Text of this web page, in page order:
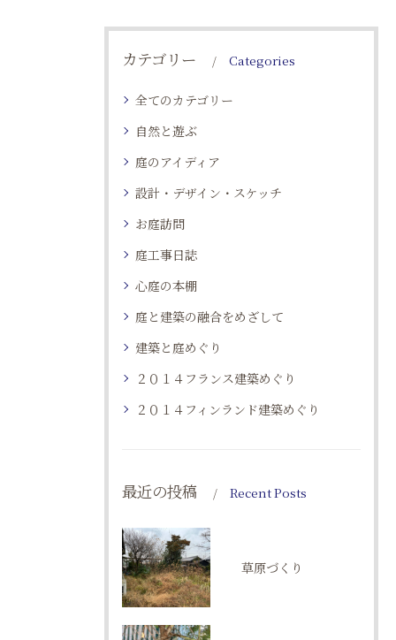
カテゴリー Categories
全てのカテゴリー
自然と遊ぶ
庭のアイディア
設計・デザイン・スケッチ
お庭訪問
庭工事日誌
心庭の本棚
庭と建築の融合をめざして
建築と庭めぐり
２０１４フランス建築めぐり
２０１４フィンランド建築めぐり
最近の投稿 Recent Posts
草原づくり